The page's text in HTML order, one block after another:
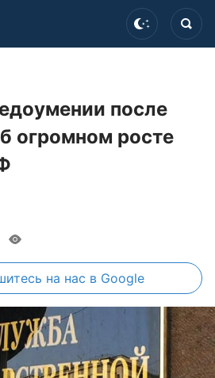
после
огромном росте
на нас в Google